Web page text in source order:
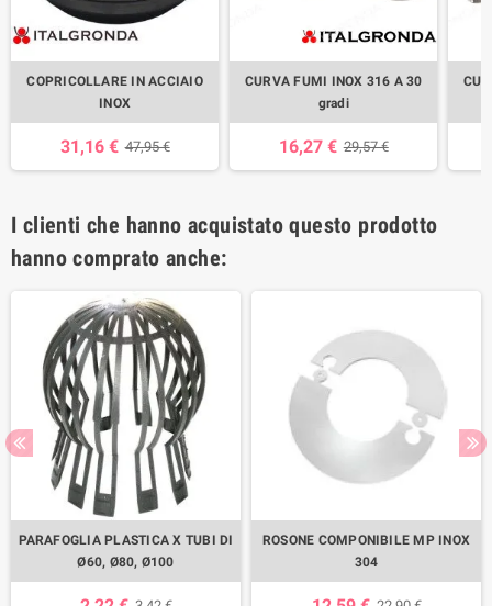
COPRICOLLARE IN ACCIAIO
INOX
31,16 € 47,95 €
CURVA FUMI INOX 316 A 30
gradi
16,27 € 29,57 €
I clienti che hanno acquistato questo prodotto
hanno comprato anche:
PARAFOGLIA PLASTICA X TUBI DI
Ø60, Ø80, Ø100
ROSONE COMPONIBILE MP INOX
304